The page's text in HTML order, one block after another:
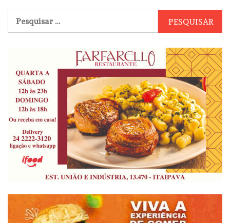
por: